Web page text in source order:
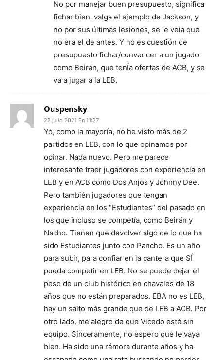
No por manejar buen presupuesto, significa
fichar bien. valga el ejemplo de Jackson, y
no por sus últimas lesiones, se le veia que
no era el de antes. Y no es cuestión de
presupuesto fichar/convencer a un jugador
como Beirán, que tenÍa ofertas de ACB, y se
va a jugar a la LEB.
Ouspensky
22 julio 2021 En 11:37
Yo, como la mayoría, no he visto más de 2
partidos en LEB, con lo que opinamos por
opinar. Nada nuevo. Pero me parece
interesante traer jugadores con experiencia en
LEB y en ACB como Dos Anjos y Johnny Dee.
Pero también jugadores que tengan
experiencia en los “Estudiantes” del pasado en
los que incluso se competía, como Beirán y
Nacho. Tienen que devolver algo de lo que ha
sido Estudiantes junto con Pancho. Es un año
para subir, para confiar en la cantera que SÍ
pueda competir en LEB. No se puede dejar el
peso de un club histórico en chavales de 18
años que no están preparados. EBA no es LEB,
hay un salto más grande que de LEB a ACB. Por
otro lado, me alegro de que Vicedo esté sin
equipo. Sinceramente, no espero que le vaya
bien. Ha sido una rémora durante años y ha